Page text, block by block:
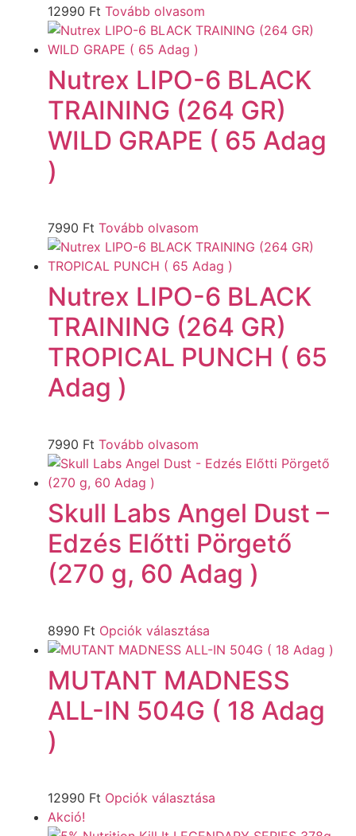
12990 Ft Tovább olvasom
Nutrex LIPO-6 BLACK
TRAINING (264 GR)
WILD GRAPE ( 65 Adag
)
7990 Ft Tovább olvasom
Nutrex LIPO-6 BLACK
TRAINING (264 GR)
TROPICAL PUNCH ( 65
Adag )
7990 Ft Tovább olvasom
Skull Labs Angel Dust –
Edzés Előtti Pörgető
(270 g, 60 Adag )
8990 Ft Opciók választása
MUTANT MADNESS
ALL-IN 504G ( 18 Adag
)
12990 Ft Opciók választása
Akció!